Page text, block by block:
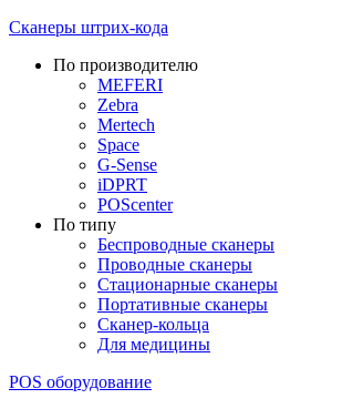
Сканеры штрих-кода
По производителю
MEFERI
Zebra
Mertech
Space
G-Sense
iDPRT
POScenter
По типу
Беспроводные сканеры
Проводные сканеры
Стационарные сканеры
Портативные сканеры
Сканер-кольца
Для медицины
POS оборудование